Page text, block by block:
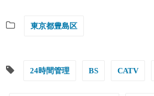
東京都豊島区
24時間管理 BS CATV